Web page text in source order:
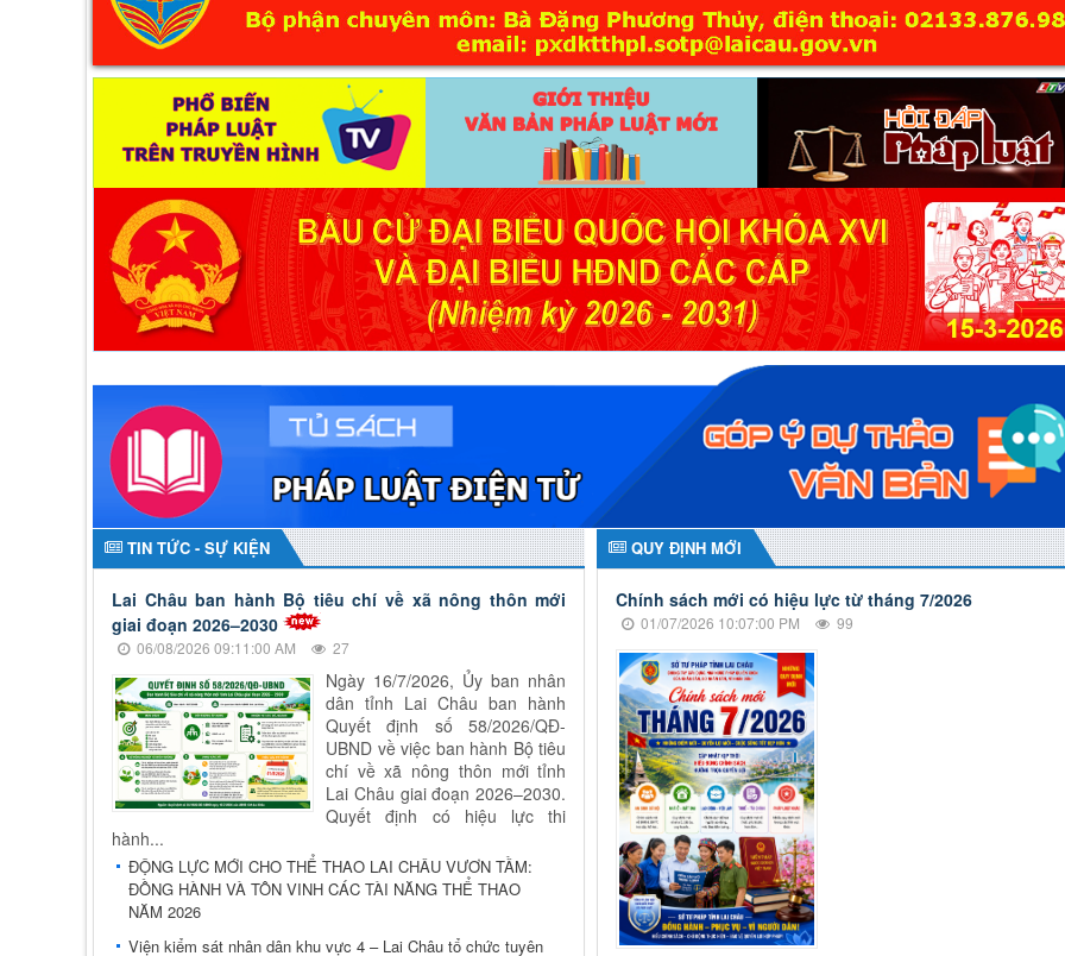
TIN TỨC - SỰ KIỆN
Lai Châu ban hành Bộ tiêu chí về xã nông thôn mới
giai đoạn 2026–2030
06/08/2026 09:11:00 AM 27
Ngày 16/7/2026, Ủy ban nhân
dân tỉnh Lai Châu ban hành
Quyết định số 58/2026/QĐ-
UBND về việc ban hành Bộ tiêu
chí về xã nông thôn mới tỉnh
Lai Châu giai đoạn 2026–2030.
Quyết định có hiệu lực thi
hành...
ĐỘNG LỰC MỚI CHO THỂ THAO LAI CHÂU VƯƠN TẦM:
ĐỒNG HÀNH VÀ TÔN VINH CÁC TÀI NĂNG THỂ THAO
NĂM 2026
Viện kiểm sát nhân dân khu vực 4 – Lai Châu tổ chức tuyên
QUY ĐỊNH MỚI
Chính sách mới có hiệu lực từ tháng 7/2026
01/07/2026 10:07:00 PM 99